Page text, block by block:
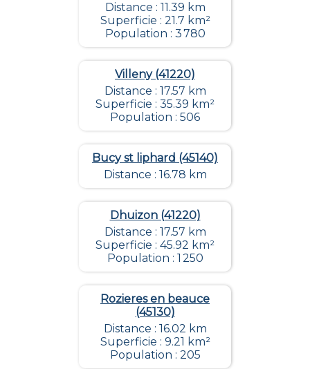
Distance : 11.39 km
Superficie : 21.7 km²
Population : 3 780
Villeny (41220)
Distance : 17.57 km
Superficie : 35.39 km²
Population : 506
Bucy st liphard (45140)
Distance : 16.78 km
Dhuizon (41220)
Distance : 17.57 km
Superficie : 45.92 km²
Population : 1 250
Rozieres en beauce
(45130)
Distance : 16.02 km
Superficie : 9.21 km²
Population : 205